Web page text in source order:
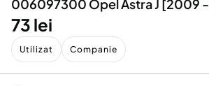
006097300 Opel Astra J [2009 -
73 lei
Utilizat Companie